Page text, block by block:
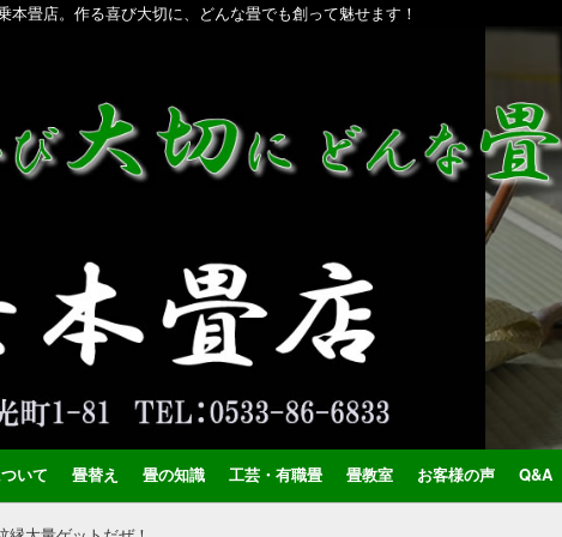
本畳店。作る喜び大切に、どんな畳でも創って魅せます！
いて 畳替え 畳の知識 工芸・有職畳 畳教室 お客様の声 Q&A